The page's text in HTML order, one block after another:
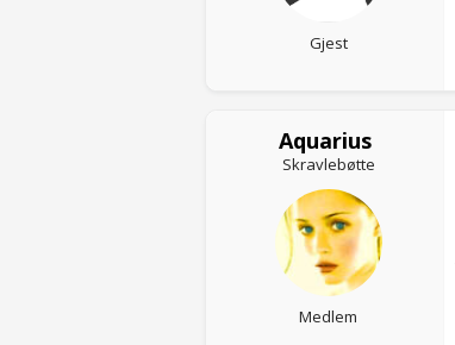
Gjest
Aquarius
Skravlebøtte
Medlem